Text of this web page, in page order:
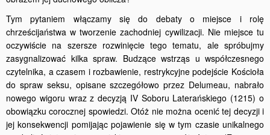
Tym pytaniem włączamy się do debaty o miejsce i rolę
chrześcijaństwa w tworzenie zachodniej cywilizacji. Nie miejsce tu
oczywiście na szersze rozwinięcie tego tematu, ale spróbujmy
zasygnalizować kilka spraw. Budzące wstrząs u współczesnego
czytelnika, a czasem i rozbawienie, restrykcyjne podejście Kościoła
do spraw seksu, opisane szczegółowo przez Delumeau, nabrało
nowego wigoru wraz z decyzją IV Soboru Laterańskiego (1215) o
obowiązku corocznej spowiedzi. Otóż nie można ocenić tej decyzji i
jej konsekwencji pomijając pojawienie się w tym czasie unikalnego